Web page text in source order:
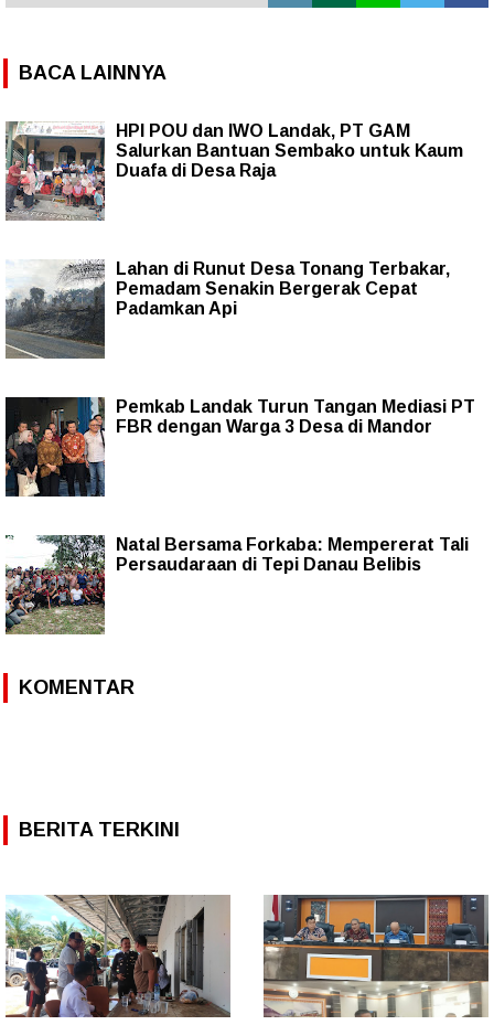
BACA LAINNYA
HPI POU dan IWO Landak, PT GAM
Salurkan Bantuan Sembako untuk Kaum
Duafa di Desa Raja
Lahan di Runut Desa Tonang Terbakar,
Pemadam Senakin Bergerak Cepat
Padamkan Api
Pemkab Landak Turun Tangan Mediasi PT
FBR dengan Warga 3 Desa di Mandor
Natal Bersama Forkaba: Mempererat Tali
Persaudaraan di Tepi Danau Belibis
KOMENTAR
BERITA TERKINI